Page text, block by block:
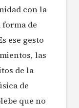
con la
forma de
ese gesto
las
de la
de
que no